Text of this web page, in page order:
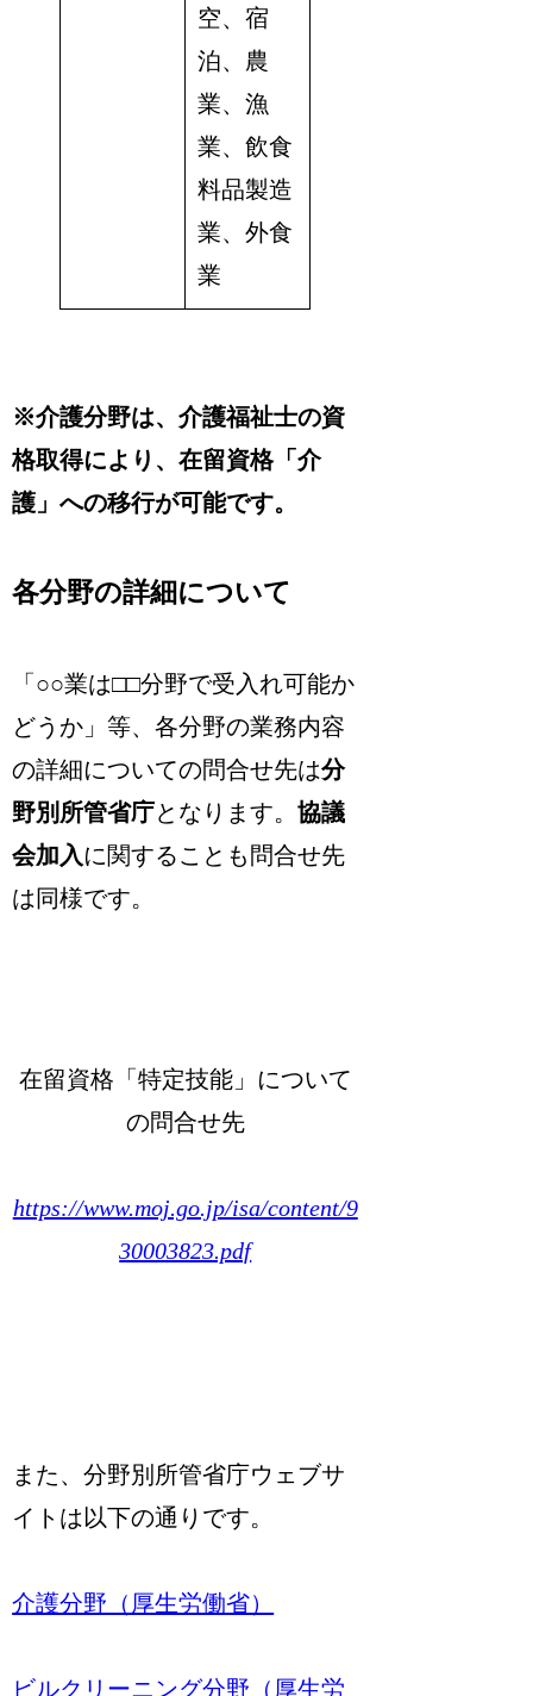
空、宿
泊、農
業、漁
業、飲食
料品製造
業、外食
業
※介護分野は、介護福祉士の資
格取得により、在留資格「介
護」への移行が可能です。
各分野の詳細について
「○○業は□□分野で受入れ可能か
どうか」等、各分野の業務内容
の詳細についての問合せ先は分
野別所管省庁となります。協議
会加入 に関することも問合せ先
は同様です。
在留資格「特定技能」について
の問合せ先
https://www.moj.go.jp/isa/content/9
30003823.pdf
また、分野別所管省庁ウェブサ
イトは以下の通りです。
介護分野（厚生労働省）
ビルクリーニング分野（厚生労